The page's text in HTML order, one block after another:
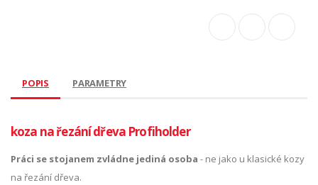
POPIS PARAMETRY
koza na řezání dřeva Profiholder
Práci se stojanem zvládne jediná osoba - ne jako u klasické kozy
na řezání dřeva.